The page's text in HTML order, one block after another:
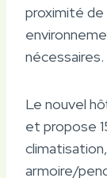
proximité de
nécessaires.
Le nouvel
et propose
armoire/